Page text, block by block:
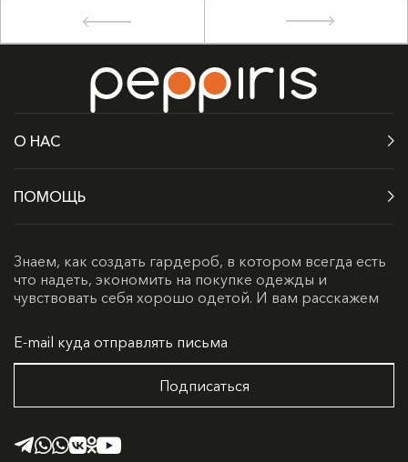
О НАС
ПОМОЩЬ
Знаем, как создать гардероб, в котором всегда есть
что надеть, экономить на покупке одежды и
чувствовать себя хорошо одетой. И вам расскажем
Подписаться